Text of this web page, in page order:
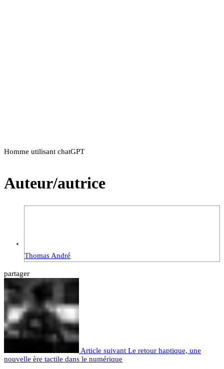
Homme utilisant chatGPT
Auteur/autrice
Thomas André
partager
Article suivant Le retour haptique, une
nouvelle ère tactile dans le numérique